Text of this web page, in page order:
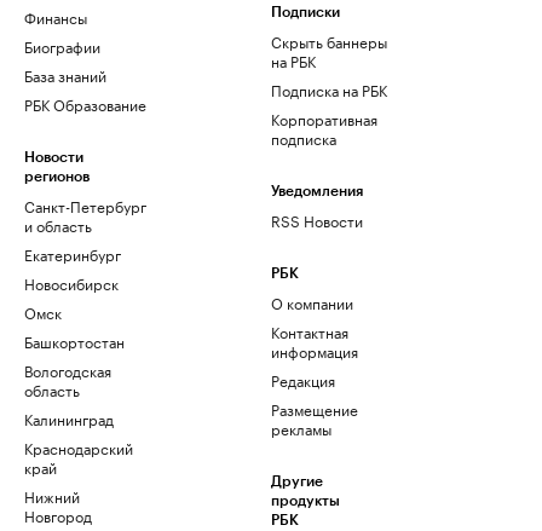
Финансы
Биографии
База знаний
РБК Образование
Новости
регионов
Санкт-Петербург
и область
Екатеринбург
Новосибирск
Омск
Башкортостан
Вологодская
область
Калининград
Краснодарский
край
Нижний
Новгород
Подписки
Скрыть баннеры
на РБК
Подписка на РБК
Корпоративная
подписка
Уведомления
RSS Новости
РБК
О компании
Контактная
информация
Редакция
Размещение
рекламы
Другие
продукты
РБК